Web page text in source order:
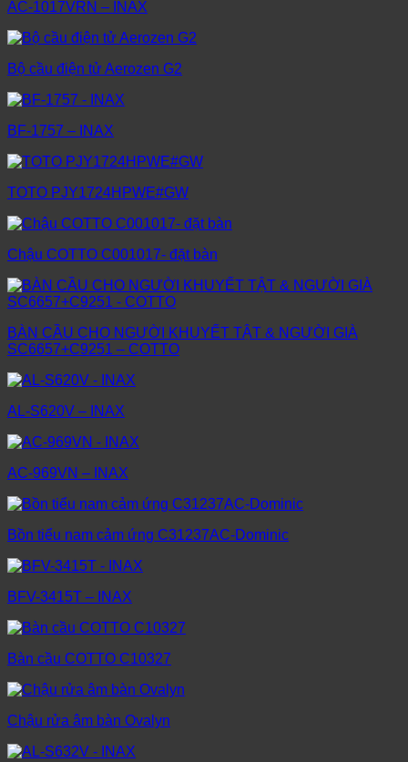
AC-1017VRN – INAX
Bộ cầu điện tử Aerozen G2
BF-1757 – INAX
TOTO PJY1724HPWE#GW
Chậu COTTO C001017- đặt bàn
BÀN CẦU CHO NGƯỜI KHUYẾT TẬT & NGƯỜI GIÀ
SC6657+C9251 – COTTO
AL-S620V – INAX
AC-969VN – INAX
Bồn tiểu nam cảm ứng C31237AC-Dominic
BFV-3415T – INAX
Bàn cầu COTTO C10327
Chậu rửa âm bàn Ovalyn